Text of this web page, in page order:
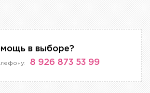
в выборе?
8 926 873 53 99